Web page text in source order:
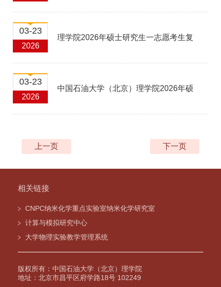
03-23
2026
理学院2026年硕士研究生一志愿考生复
03-23
2026
中国石油大学（北京）理学院2026年硕
上一页 下一页
相关链接
CNPC纳米化学重点实验室纳米化学研究室
计算与模拟研究中心
大学物理实验教学管理系统
版权所有：中国石油大学（北京）理学院
地址：北京市昌平区府学路18号 102249